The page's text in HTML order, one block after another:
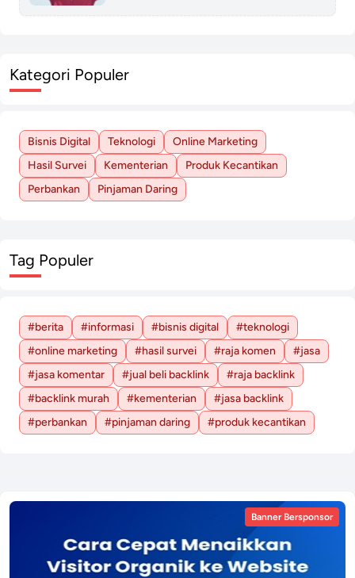
Kategori Populer
Bisnis Digital Teknologi
Online Marketing
Hasil Survei
Kementerian
Produk Kecantikan
Perbankan
Pinjaman Daring
Tag Populer
#berita #informasi #bisnis digital
#teknologi
#online marketing
#hasil survei #raja komen
#jasa
#jasa komentar
#jual beli backlink
#raja backlink
#backlink murah
#kementerian
#jasa backlink
#perbankan
#pinjaman daring #produk kecantikan
Banner Bersponsor